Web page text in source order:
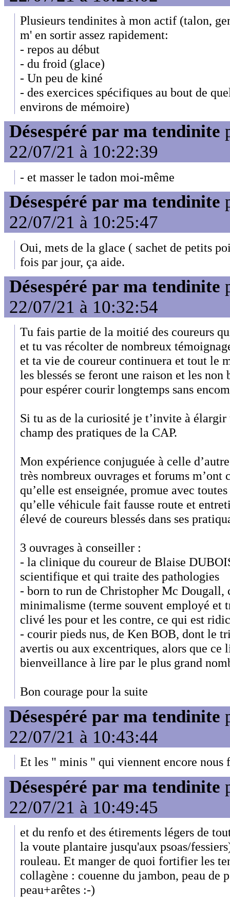
Plusieurs tendinites à mon actif (talon,
m' en sortir assez rapidement:
- repos au début
- du froid (glace)
- Un peu de kiné
- des exercices spécifiques au bout de
environs de mémoire)
Désespéré par ma tendinite
22/07/21 à 10:22:39
- et masser le tadon moi-même
Désespéré par ma tendinite
22/07/21 à 10:25:47
Oui, mets de la glace ( sachet de petits
fois par jour, ça aide.
Désespéré par ma tendinite
22/07/21 à 10:32:54
Tu fais partie de la moitié des coureurs
et tu vas récolter de nombreux
et ta vie de coureur continuera et tout le
les blessés se feront une raison et les non
pour espérer courir longtemps sans
Si tu as de la curiosité je t’invite à élargir
champ des pratiques de la CAP.
Mon expérience conjuguée à celle
très nombreux ouvrages et forums
qu’elle est enseignée, promue avec
qu’elle véhicule fait fausse route et
élevé de coureurs blessés dans ses
3 ouvrages à conseiller :
- la clinique du coureur de Blaise
scientifique et qui traite des pathologies
- born to run de Christopher Mc Dougall,
minimalisme (terme souvent employé et
clivé les pour et les contre, ce qui est
- courir pieds nus, de Ken BOB, dont le
avertis ou aux excentriques, alors que ce
bienveillance à lire par le plus grand
Bon courage pour la suite
Désespéré par ma tendinite
22/07/21 à 10:43:44
Et les " minis " qui viennent encore nous
Désespéré par ma tendinite
22/07/21 à 10:49:45
et du renfo et des étirements légers de
la voute plantaire jusqu'aux psoas/
rouleau. Et manger de quoi fortifier les
collagène : couenne du jambon, peau de
peau+arêtes :-)